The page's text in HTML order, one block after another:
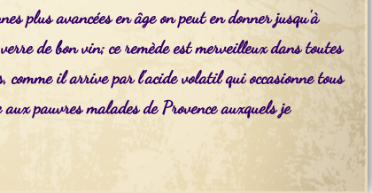
plus avancées en âge on peut en donner jusqu'à
de bon vin; ce remède est merveilleux dans toutes
comme il arrive par l'acide volatil qui occasionne tous
pauvres malades de Provence auxquels je